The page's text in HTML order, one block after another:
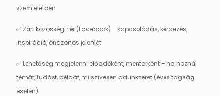
szemléletben
✅ Zárt közösségi tér (Facebook) – kapcsolódás, kérdezés,
inspiráció, önazonos jelenlét
✅ Lehetőség megjelenni előadóként, mentorként – ha hoznál
témát, tudást, példát, mi szívesen adunk teret (éves tagság
esetén)